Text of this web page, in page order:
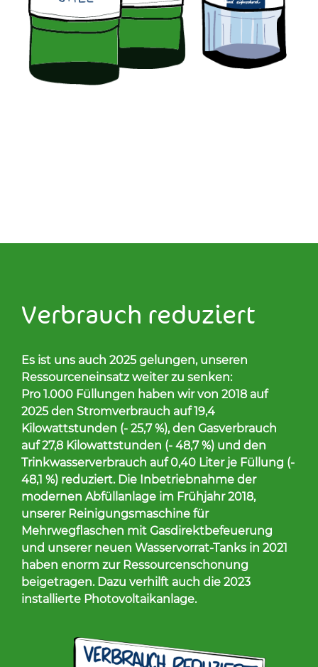
Ver­brauch re­du­ziert
Es ist uns auch 2025 gelungen, unseren
Ressourceneinsatz weiter zu senken:
Pro 1.000 Füllungen haben wir von 2018 auf
2025 den Stromverbrauch auf 19,4
Kilowattstunden (- 25,7 %), den Gasverbrauch
auf 27,8 Kilowattstunden (- 48,7 %) und den
Trinkwasserverbrauch auf 0,40 Liter je Füllung (-
48,1 %) reduziert. Die Inbetriebnahme der
modernen Abfüllanlage im Frühjahr 2018,
unserer Reinigungsmaschine für
Mehrwegflaschen mit Gasdirektbefeuerung
und unserer neuen Wasservorrat-Tanks in 2021
haben enorm zur Ressourcenschonung
beigetragen. Dazu verhilft auch die 2023
installierte Photovoltaikanlage.